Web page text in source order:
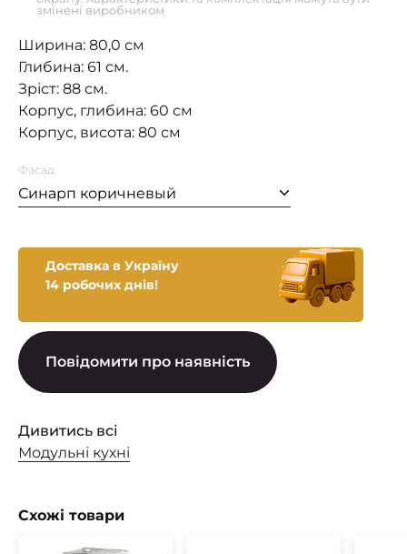
змінені виробником
Ширина: 80,0 см
Глибина: 61 см.
Зріст: 88 см.
Корпус, глибина: 60 см
Корпус, висота: 80 см
Фасад
Синарп коричневый
Доставка в Україну
14 робочих днів!
Повідомити про наявність
Дивитись всі
Модульні кухні
Схожі товари